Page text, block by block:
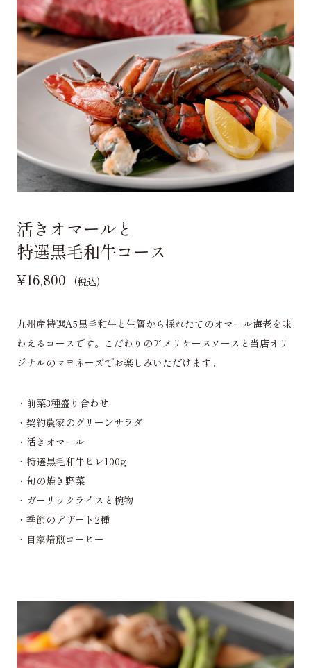
活きオマールと
特選黒毛和牛コース
¥16,800 (税込)
九州産特選A5黒毛和牛と生簀から採れたてのオマール海老を味
わえるコースです。こだわりのアメリケーヌソースと当店オリ
ジナルのマヨネーズでお楽しみいただけます。
・前菜3種盛り合わせ
・契約農家のグリーンサラダ
・活きオマール
・特選黒毛和牛ヒレ100g
・旬の焼き野菜
・ガーリックライスと椀物
・季節のデザート2種
・自家焙煎コーヒー